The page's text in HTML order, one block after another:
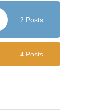
2 Posts
4 Posts